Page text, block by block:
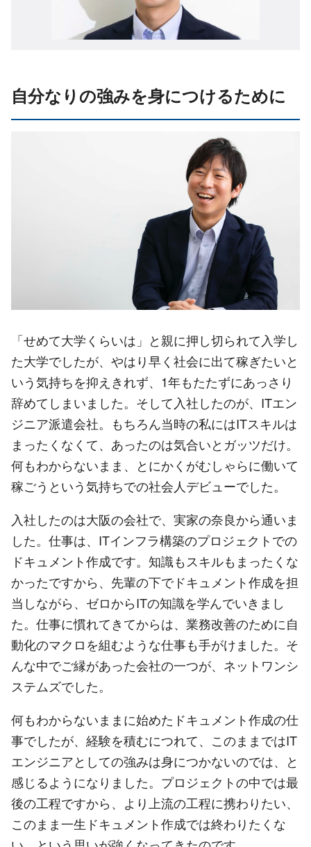
自分なりの強みを身につけるために
「せめて大学くらいは」と親に押し切られて入学し
た大学でしたが、やはり早く社会に出て稼ぎたいと
いう気持ちを抑えきれず、1年もたたずにあっさり
辞めてしまいました。そして入社したのが、ITエン
ジニア派遣会社。もちろん当時の私にはITスキルは
まったくなくて、あったのは気合いとガッツだけ。
何もわからないまま、とにかくがむしゃらに働いて
稼ごうという気持ちでの社会人デビューでした。
入社したのは大阪の会社で、実家の奈良から通いま
した。仕事は、ITインフラ構築のプロジェクトでの
ドキュメント作成です。知識もスキルもまったくな
かったですから、先輩の下でドキュメント作成を担
当しながら、ゼロからITの知識を学んでいきまし
た。仕事に慣れてきてからは、業務改善のために自
動化のマクロを組むような仕事も手がけました。そ
んな中でご縁があった会社の一つが、ネットワンシ
ステムズでした。
何もわからないままに始めたドキュメント作成の仕
事でしたが、経験を積むにつれて、このままではIT
エンジニアとしての強みは身につかないのでは、と
感じるようになりました。プロジェクトの中では最
後の工程ですから、より上流の工程に携わりたい、
このまま一生ドキュメント作成では終わりたくな